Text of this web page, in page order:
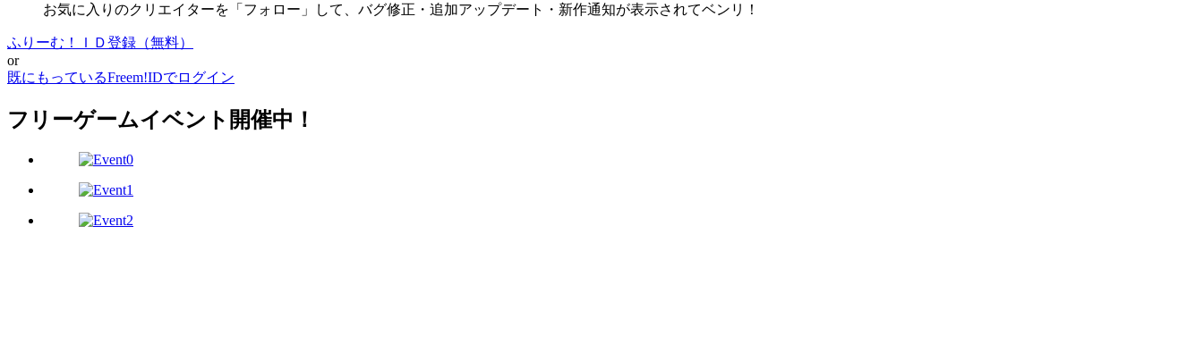
お気に入りのクリエイターを「フォロー」して、バグ修正・追加アップデート・新作通知が表示されてベンリ！
ふりーむ！ＩＤ登録（無料）
or
既にもっているFreem!IDでログイン
フリーゲームイベント開催中！